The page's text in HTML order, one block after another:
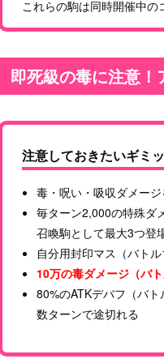
これらの駒は同時開催中
即死級の毒に注意！
注意しておきたいギミ
毒・呪い・吸収ダメージ
毎ターン2,000の特殊ダ
召喚駒として最大3つ登
自分用封印マス（バトル
10万の毒ダメージ（バト
80%のATKデバフ（バト
数ターンで途切れる